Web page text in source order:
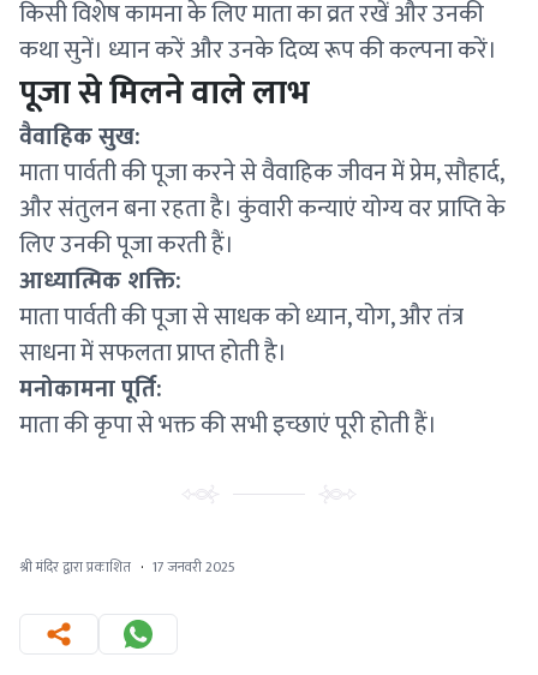
किसी विशेष कामना के लिए माता का व्रत रखें और उनकी
कथा सुनें। ध्यान करें और उनके दिव्य रूप की कल्पना करें।
पूजा से मिलने वाले लाभ
वैवाहिक सुख:
माता पार्वती की पूजा करने से वैवाहिक जीवन में प्रेम, सौहार्द,
और संतुलन बना रहता है। कुंवारी कन्याएं योग्य वर प्राप्ति के
लिए उनकी पूजा करती हैं।
आध्यात्मिक शक्ति:
माता पार्वती की पूजा से साधक को ध्यान, योग, और तंत्र
साधना में सफलता प्राप्त होती है।
मनोकामना पूर्ति:
माता की कृपा से भक्त की सभी इच्छाएं पूरी होती हैं।
श्री मंदिर द्वारा प्रकाशित · 17 जनवरी 2025